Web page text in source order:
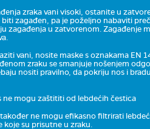
zraka vani visoki, ostanite u
zagađen, pa je poželjno nabaviti
zagađenja u zatvorenom. Zagađenje
vani, nosite maske s oznakama EN
zraku se smanjuje nošenjem
nositi pravilno, da pokriju nos i
ne mogu zaštititi od lebdećih čestica
ne mogu efikasno filtrirati
koje su prisutne u zraku.